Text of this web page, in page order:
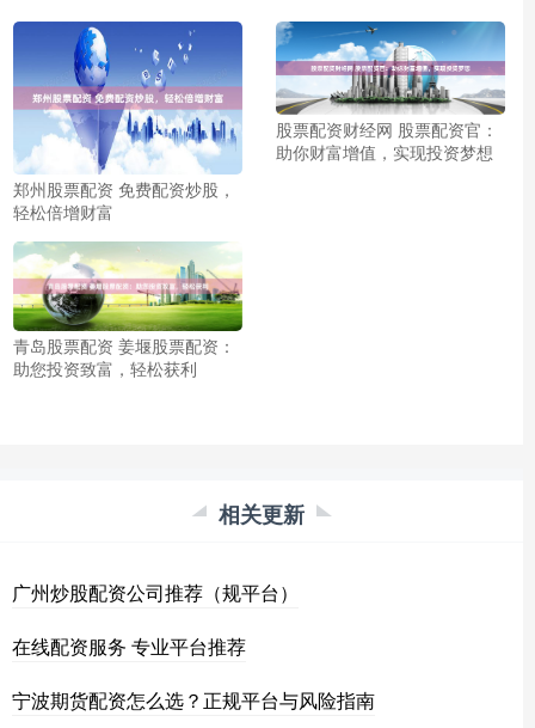
郑州股票配资 免费配资炒股，
轻松倍增财富
股票配资财经网 股票配资官：
助你财富增值，实现投资梦想
青岛股票配资 姜堰股票配资：
助您投资致富，轻松获利
相关更新
广州炒股配资公司推荐（规平台）
在线配资服务 专业平台推荐
宁波期货配资怎么选？正规平台与风险指南